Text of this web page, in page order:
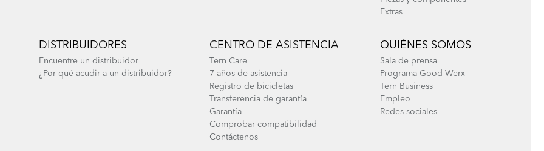
Extras
DISTRIBUIDORES
Encuentre un distribuidor
¿Por qué acudir a un distribuidor?
CENTRO DE ASISTENCIA
Tern Care
7 años de asistencia
Registro de bicicletas
Transferencia de garantía
Garantía
Comprobar compatibilidad
Contáctenos
QUIÉNES SOMOS
Sala de prensa
Programa Good Werx
Tern Business
Empleo
Redes sociales